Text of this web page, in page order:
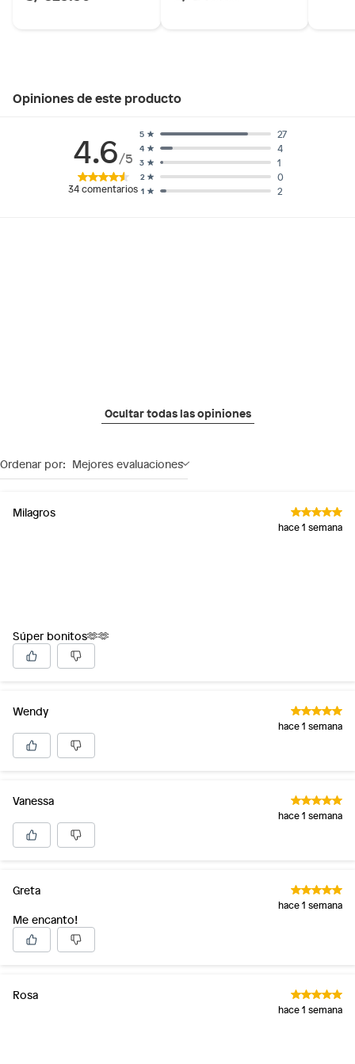
Opiniones de este producto
4.6/5
34comentarios 1 2
2 0
3 1
4 4
5 27
Ocultar todas las opiniones
Ordenar por: Mejores evaluaciones
Milagros
hace 1 semana
Súper bonitos🫶🫶
Wendy
hace 1 semana
Vanessa
hace 1 semana
Greta
hace 1 semana
Me encanto!
Rosa
hace 1 semana